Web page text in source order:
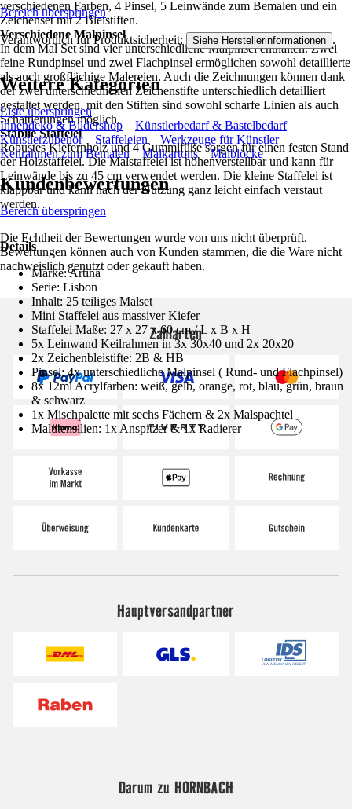
verschiedenen Farben, 4 Pinsel, 5 Leinwände zum Bemalen und ein
Zeichenset mit 2 Bleistiften.
Verschiedene Malpinsel
In dem Mal Set sind vier unterschiedliche Malpinsel enthalten. Zwei
feine Rundpinsel und zwei Flachpinsel ermöglichen sowohl detaillierte
als auch großflächige Malereien. Auch die Zeichnungen können dank
der zwei unterschiedlichen Zeichenstifte unterschiedlich detailliert
gestaltet werden, mit den Stiften sind sowohl scharfe Linien als auch
Schattierungen möglich.
Stabile Staffelei
Robustes Kiefernholz und 4 Gummifüße sorgen für einen festen Stand
der Holzstaffelei. Die Malstaffelei ist höhenverstellbar und kann für
Leinwände bis zu 45 cm verwendet werden. Die kleine Staffelei ist
klappbar und kann nach der Nutzung ganz leicht einfach verstaut
werden.
Details
Marke: Artina
Serie: Lisbon
Inhalt: 25 teiliges Malset
Mini Staffelei aus massiver Kiefer
Staffelei Maße: 27 x 27 x 60 cm / L x B x H
5x Leinwand Keilrahmen in 3x 30x40 und 2x 20x20
2x Zeichenbleistifte: 2B & HB
Pinsel: 4x unterschiedliche Malpinsel ( Rund- und Flachpinsel)
8x 12ml Acrylfarben: weiß, gelb, orange, rot, blau, grün, braun
& schwarz
1x Mischpalette mit sechs Fächern & 2x Malspachtel
Malutensilien: 1x Anspitzer & 1x Radierer
Bereich überspringen
Verantwortlich für Produktsicherheit: Siehe Herstellerinformationen .
Weitere Kategorien
Liste überspringen
Innendeko & Bildershop
Künstlerbedarf & Bastelbedarf
Künstlerzubehör
Staffeleien
Werkzeuge für Künstler
Keilrahmen zum Bemalen
Malkartons Malblöcke
Kundenbewertungen
Bereich überspringen
Die Echtheit der Bewertungen wurde von uns nicht überprüft.
Bewertungen können auch von Kunden stammen, die die Ware nicht
nachweislich genutzt oder gekauft haben.
Zahlarten
Hauptversandpartner
Darum zu HORNBACH